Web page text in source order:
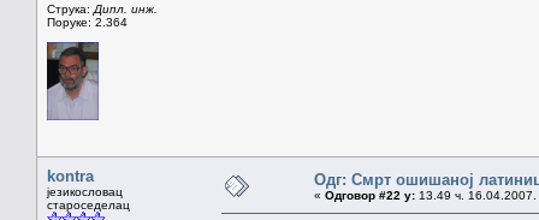
Струка: Дипл. инж.
Поруке: 2.364
kontra
језикословац
староседелац
Одг: Смрт ошишаној
« Одговор #22 у: 13.49 ч. 16.04.2007.